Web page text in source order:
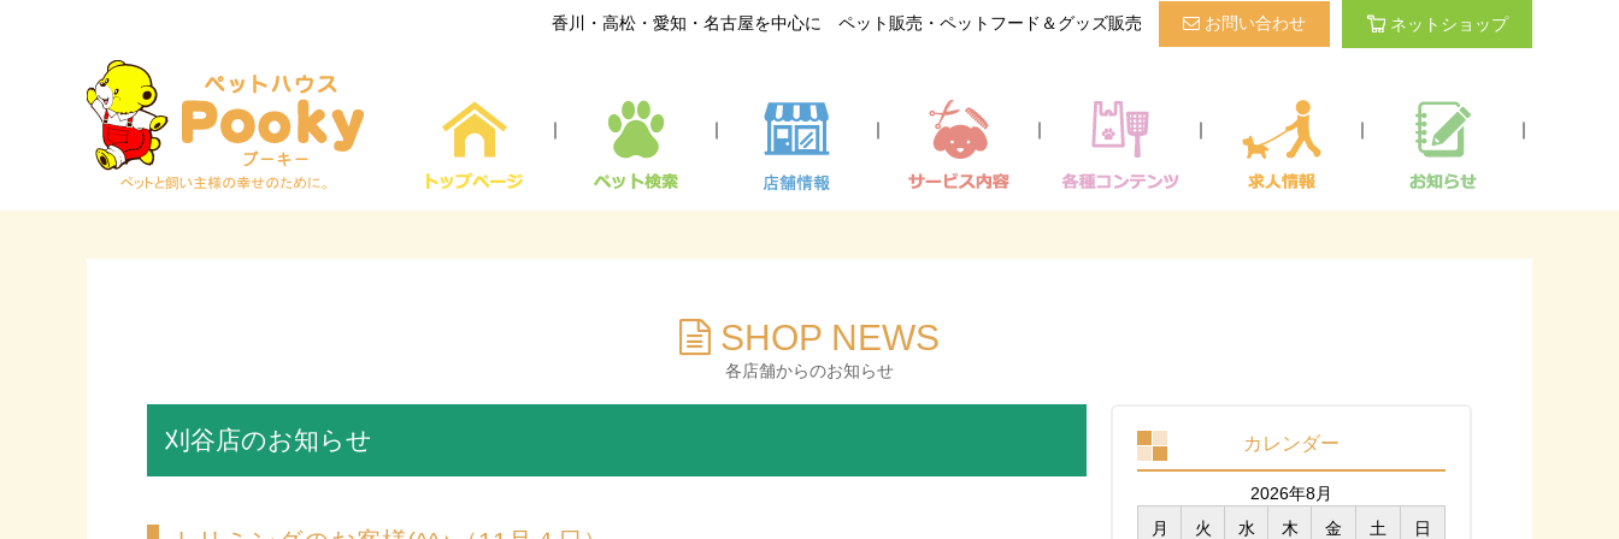
香川・高松・愛知・名古屋を中心に ペット販売・ペットフード＆グッズ販売 お問い合わせ ネットショップ
｜ ｜ ｜ ｜ ｜ ｜ ｜
SHOP NEWS
各店舗からのお知らせ
刈谷店のお知らせ カレンダー
2026年8月
月
火 水 木 金 土 日